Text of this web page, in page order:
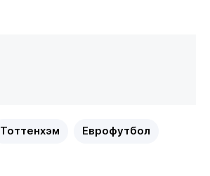
Тоттенхэм Еврофутбол